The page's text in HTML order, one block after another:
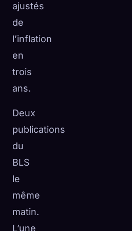
ajustés
de
l’inflation
en
trois
ans.
Deux
publications
du
BLS
le
même
matin.
L’une